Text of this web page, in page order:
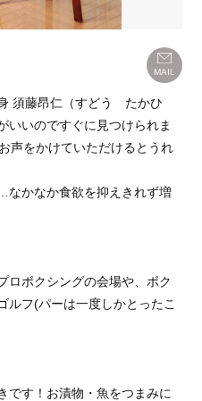
MAIL
須藤昂仁（すどう たかひ
いいのですぐに見つけられま
をかけていただけるとうれ
なかなか食欲を抑えきれず増
ロボクシングの会場や、ボク
ルフ(パーは一度しかとったこ
です！お漬物・魚をつまみに